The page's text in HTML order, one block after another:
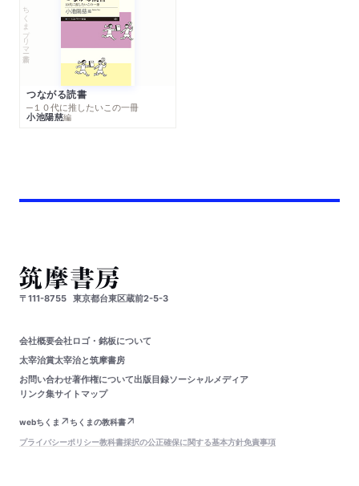
ちくまプリマー新書
つながる読書
─１０代に推したいこの一冊
小池陽慈編
〒111-8755 東京都台東区蔵前2-5-3
会社概要会社ロゴ・銘板について
太宰治賞太宰治と筑摩書房
お問い合わせ著作権について出版目録ソーシャルメディア
リンク集サイトマップ
webちくま
ちくまの教科書
プライバシーポリシー教科書採択の公正確保に関する基本方針免責事項